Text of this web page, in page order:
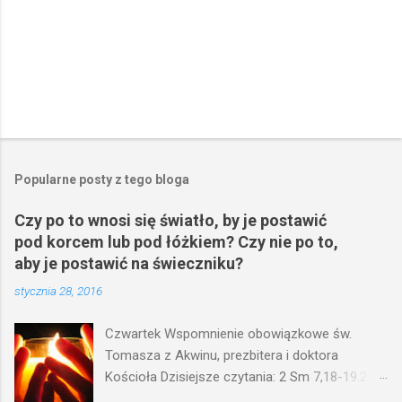
Popularne posty z tego bloga
Czy po to wnosi się światło, by je postawić
pod korcem lub pod łóżkiem? Czy nie po to,
aby je postawić na świeczniku?
stycznia 28, 2016
Czwartek Wspomnienie obowiązkowe św.
Tomasza z Akwinu, prezbitera i doktora
Kościoła Dzisiejsze czytania: 2 Sm 7,18-19.24-